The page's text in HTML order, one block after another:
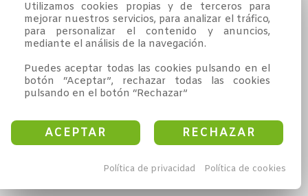
Utilizamos cookies propias y de terceros para
mejorar nuestros servicios, para analizar el tráfico,
para personalizar el contenido y anuncios,
mediante el análisis de la navegación.
Puedes aceptar todas las cookies pulsando en el
botón “Aceptar”, rechazar todas las cookies
pulsando en el botón “Rechazar”
ACEPTAR RECHAZAR
Política de privacidad Política de cookies